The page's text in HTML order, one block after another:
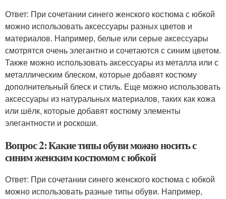
Ответ: При сочетании синего женского костюма с юбкой
можно использовать аксессуары разных цветов и
материалов. Например, белые или серые аксессуары
смотрятся очень элегантно и сочетаются с синим цветом.
Также можно использовать аксессуары из металла или с
металлическим блеском, которые добавят костюму
дополнительный блеск и стиль. Еще можно использовать
аксессуары из натуральных материалов, таких как кожа
или шёлк, которые добавят костюму элементы
элегантности и роскоши.
Вопрос 2: Какие типы обуви можно носить с
синим женским костюмом с юбкой
Ответ: При сочетании синего женского костюма с юбкой
можно использовать разные типы обуви. Например,